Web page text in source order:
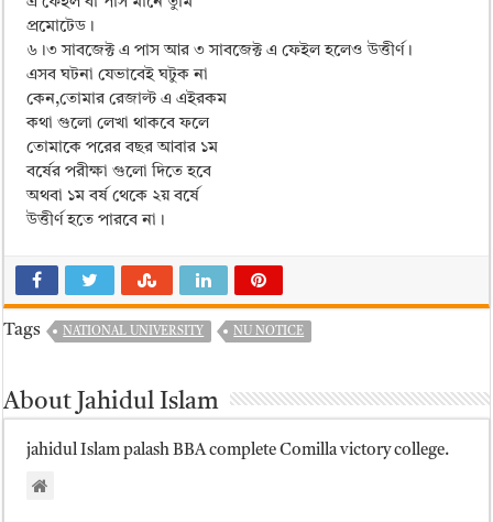
প্রমোটেড।
৬।৩ সাবজেক্ট এ পাস আর ৩ সাবজেক্ট এ ফেইল হলেও উত্তীর্ণ।
এসব ঘটনা যেভাবেই ঘটুক না
কেন,তোমার রেজাল্ট এ এইরকম
কথা গুলো লেখা থাকবে ফলে
তোমাকে পরের বছর আবার ১ম
বর্ষের পরীক্ষা গুলো দিতে হবে
অথবা ১ম বর্ষ থেকে ২য় বর্ষে
উত্তীর্ণ হতে পারবে না।
Tags NATIONAL UNIVERSITY NU NOTICE
About Jahidul Islam
jahidul Islam palash BBA complete Comilla victory college.